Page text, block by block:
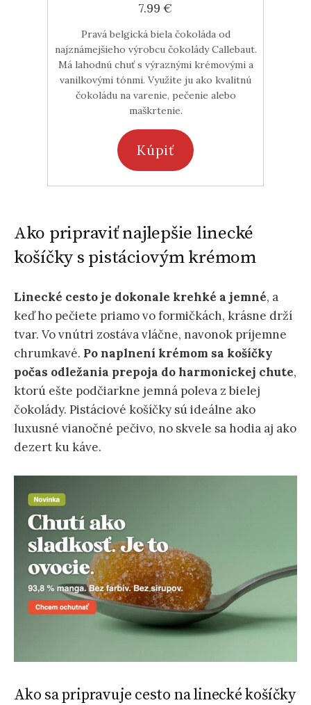
7.99 €
Pravá belgická biela čokoláda od
najznámejšieho výrobcu čokolády Callebaut.
Má lahodnú chuť s výraznými krémovými a
vanilkovými tónmi. Využite ju ako kvalitnú
čokoládu na varenie, pečenie alebo
maškrtenie.
Kúpiť
Ako pripraviť najlepšie linecké
košíčky s pistáciovým krémom
Linecké cesto je dokonale krehké a jemné, a
keď ho pečiete priamo vo formičkách, krásne drží
tvar. Vo vnútri zostáva vláčne, navonok príjemne
chrumkavé. Po naplnení krémom sa košíčky
počas odležania prepoja do harmonickej chute,
ktorú ešte podčiarkne jemná poleva z bielej
čokolády. Pistáciové košíčky sú ideálne ako
luxusné vianočné pečivo, no skvele sa hodia aj ako
dezert ku káve.
Ako sa pripravuje cesto na linecké košíčky